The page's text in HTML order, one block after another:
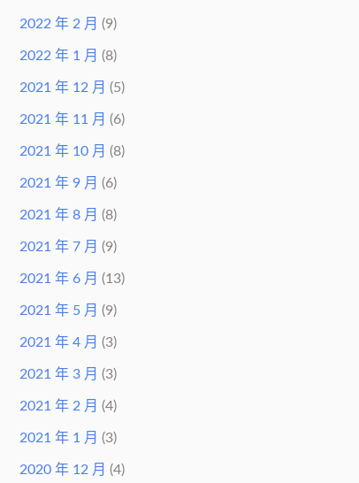
2022 年 2 月 (9)
2022 年 1 月 (8)
2021 年 12 月 (5)
2021 年 11 月 (6)
2021 年 10 月 (8)
2021 年 9 月 (6)
2021 年 8 月 (8)
2021 年 7 月 (9)
2021 年 6 月 (13)
2021 年 5 月 (9)
2021 年 4 月 (3)
2021 年 3 月 (3)
2021 年 2 月 (4)
2021 年 1 月 (3)
2020 年 12 月 (4)